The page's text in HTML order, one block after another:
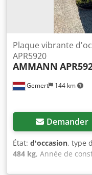
Gemert 144 km
Plaque vibrante
APR5920
AMMANN
Demander
État: d'occasion, type
484 kg, Année de
de frappe : 59 kn